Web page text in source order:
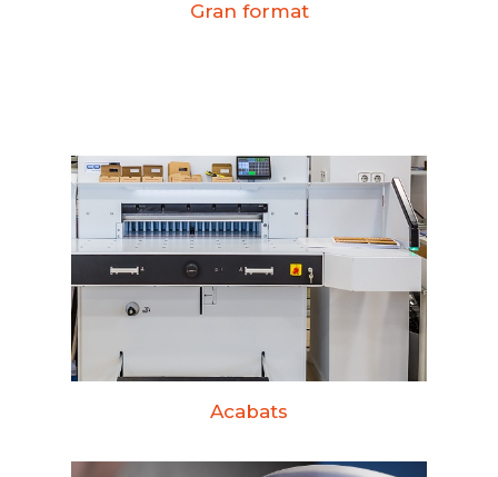
Gran format
Acabats
Empresa
Papereria
Mobiliari
Kids
Print
Contacte